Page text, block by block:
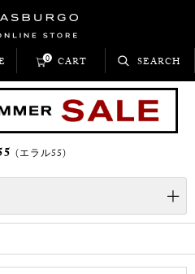
CART
0 SEARCH
(エラル55)